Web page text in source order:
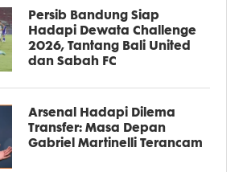
Persib Bandung Siap
Hadapi Dewata Challenge
2026, Tantang Bali United
dan Sabah FC
Arsenal Hadapi Dilema
Transfer: Masa Depan
Gabriel Martinelli Terancam